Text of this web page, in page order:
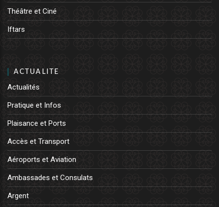
Théâtre et Ciné
Iftars
ACTUALITE
Actualités
Pratique et Infos
Plaisance et Ports
Accès et Transport
Aéroports et Aviation
Ambassades et Consulats
Argent